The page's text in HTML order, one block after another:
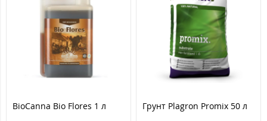
BioCanna Bio Flores 1 л Грунт Plagron Promix 50 л